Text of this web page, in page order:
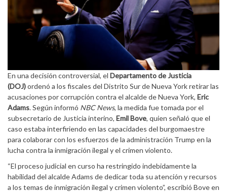
En una decisión controversial, el Departamento de Justicia
(DOJ)ordenó a los fiscales del Distrito Sur de Nueva York retirar las
acusaciones por corrupción contra el alcalde de Nueva York, Eric
Adams. Según informó NBC News, la medida fue tomada por el
subsecretario de Justicia interino, Emil Bove, quien señaló que el
caso estaba interfiriendo en las capacidades del burgomaestre
para colaborar con los esfuerzos de la administración Trump en la
lucha contra la inmigración ilegal y el crimen violento.
“El proceso judicial en curso ha restringido indebidamente la
habilidad del alcalde Adams de dedicar toda su atención y recursos
a los temas de inmigración ilegal y crimen violento”, escribió Bove en